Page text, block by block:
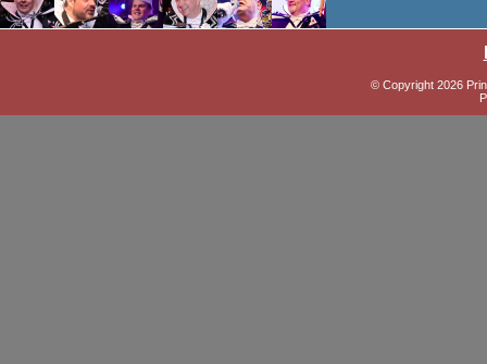
© Copyright 2026